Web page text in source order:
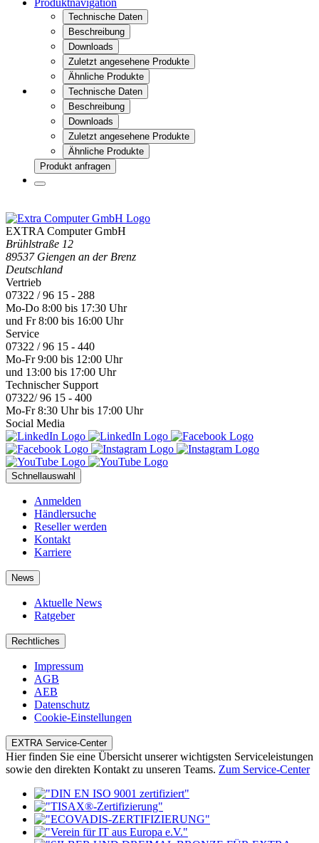
Technische Daten
Beschreibung
Downloads
Zuletzt angesehene Produkte
Ähnliche Produkte
Technische Daten
Beschreibung
Downloads
Zuletzt angesehene Produkte
Ähnliche Produkte
Produkt anfragen
EXTRA Computer GmbH
Brühlstraße 12
89537 Giengen an der Brenz
Deutschland
Vertrieb
07322 / 96 15 - 288
Mo-Do 8:00 bis 17:30 Uhr
und Fr 8:00 bis 16:00 Uhr
Service
07322 / 96 15 - 440
Mo-Fr 9:00 bis 12:00 Uhr
und 13:00 bis 17:00 Uhr
Technischer Support
07322/ 96 15 - 400
Mo-Fr 8:30 Uhr bis 17:00 Uhr
Social Media
Schnellauswahl
Anmelden
Händlersuche
Reseller werden
Kontakt
Karriere
News
Aktuelle News
Ratgeber
Rechtliches
Impressum
AGB
AEB
Datenschutz
Cookie-Einstellungen
EXTRA Service-Center
Hier finden Sie eine Übersicht unserer wichtigsten Serviceleistungen
sowie den direkten Kontakt zu unseren Teams. Zum Service-Center